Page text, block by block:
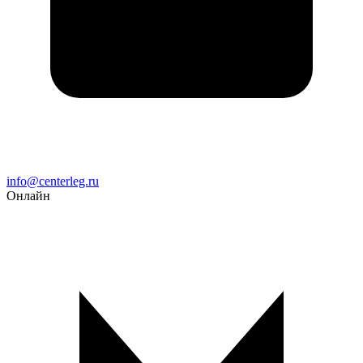
Email
info@centerleg.ru
Онлайн